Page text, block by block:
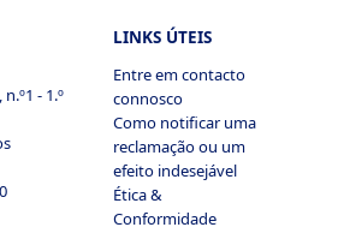
- 1.º
LINKS ÚTEIS
Entre em contacto
connosco
Como notificar uma
reclamação ou um
efeito indesejável
Ética &
Conformidade